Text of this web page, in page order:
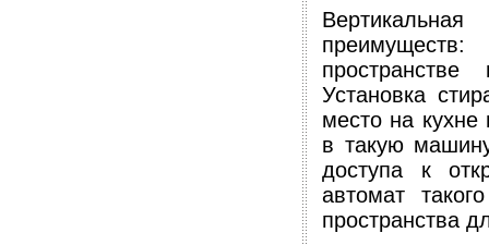
Установка
место на кухне
в такую
доступа к
автомат
пространства